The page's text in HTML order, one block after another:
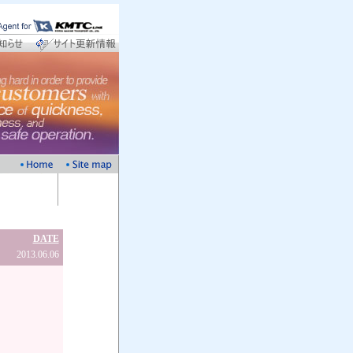
DATE
2013.06.06